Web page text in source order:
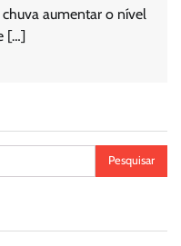
aumentar o nível
[…]